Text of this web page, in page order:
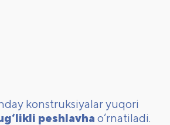
konstruksiyalar yuqori
peshlavha o‘rnatiladi.